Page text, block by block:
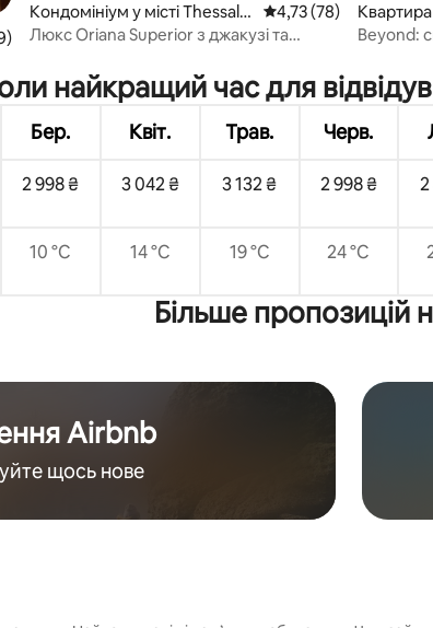
4,99 з 5, відгуки: 89
Кондомініум у місті Thessalo
niki
Середня оцінка: 4,73
4,73 (78)
Люкс Oriana Superior з джакузі та
Квартира
Beyond:
найкращий час для
Бер. Квіт. Трав. Черв.
2 998 ₴ 3 042 ₴ 3 132 ₴ 2 998 ₴
10 °C 14 °C 19 °C 24 °C
Більше пропозицій
Airbnb
щось нове